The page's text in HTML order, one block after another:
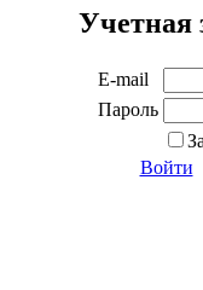
Учетная
E-mail
Пароль
Войти